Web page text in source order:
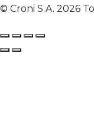
© Croni S.A. 2026